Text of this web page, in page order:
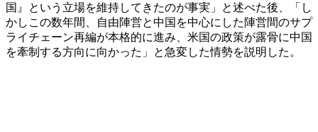
国』という立場を維持してきたのが事実」と述べた後、「し
かしこの数年間、自由陣営と中国を中心にした陣営間のサプ
ライチェーン再編が本格的に進み、米国の政策が露骨に中国
を牽制する方向に向かった」と急変した情勢を説明した。